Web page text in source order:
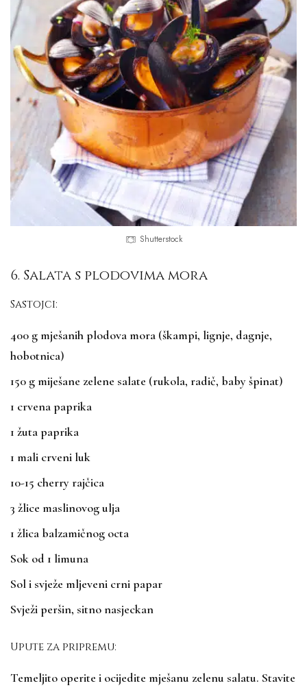
Shutterstock
6. Salata s plodovima mora
Sastojci:
400 g mješanih plodova mora (škampi, lignje, dagnje,
hobotnica)
150 g miješane zelene salate (rukola, radič, baby špinat)
1 crvena paprika
1 žuta paprika
1 mali crveni luk
10-15 cherry rajčica
3 žlice maslinovog ulja
1 žlica balzamičnog octa
Sok od 1 limuna
Sol i svježe mljeveni crni papar
Svježi peršin, sitno nasjeckan
Upute za pripremu:
Temeljito operite i ocijedite mješanu zelenu salatu. Stavite